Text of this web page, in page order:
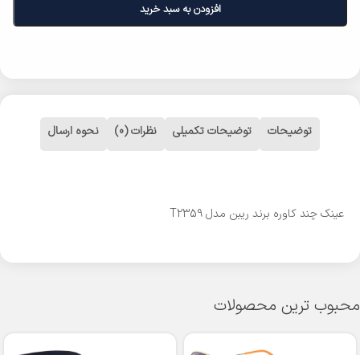
افزودن به سبد خرید
توضیحات توضیحات تکمیلی نظرات (0) نحوه ارسال
عینک چند کاوره برند ریبن مدل T2359
محبوب ترین محصولات